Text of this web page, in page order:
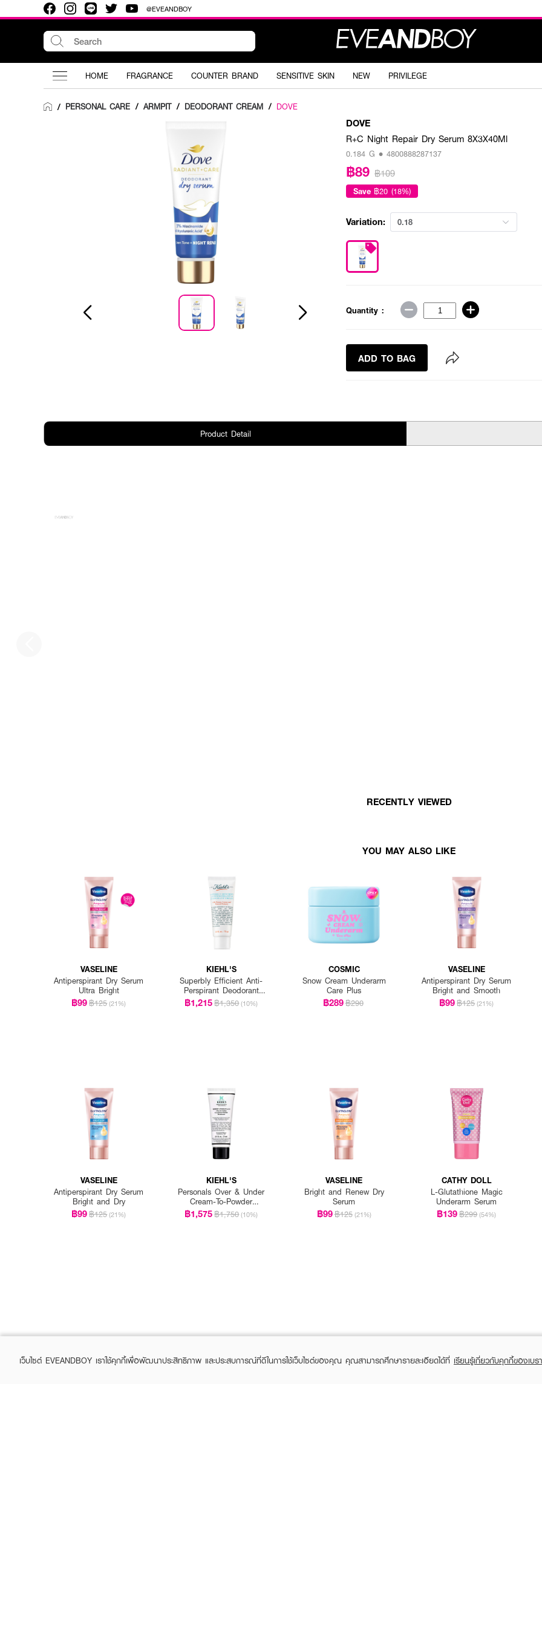
@EVEANDBOY
HOME FRAGRANCE COUNTER BRAND SENSITIVE SKIN NEW PRIVILEGE
/ PERSONAL CARE / ARMPIT / DEODORANT CREAM / DOVE
DOVE
R+C Night Repair Dry Serum 8X3X40Ml
0.184 G • 4800888287137
฿89 ฿109
Save ฿20 (18%)
Variation: 0.18
Quantity :
ADD TO BAG
Product Detail
RECENTLY VIEWED
YOU MAY ALSO LIKE
VASELINE
Antiperspirant Dry Serum
Ultra Bright
฿99฿125 (21%)
KIEHL'S
Superbly Efficient Anti-
Perspirant Deodorant
Cream
฿1,215฿1,350 (10%)
COSMIC
Snow Cream Underarm
Care Plus
฿289฿290
VASELINE
Antiperspirant Dry Serum
Bright and Smooth
฿99฿125 (21%)
VASELINE
Antiperspirant Dry Serum
Bright and Dry
฿99฿125 (21%)
KIEHL'S
Personals Over & Under
Cream-To-Powder
Deodorant
฿1,575฿1,750 (10%)
VASELINE
Bright and Renew Dry
Serum
฿99฿125 (21%)
CATHY DOLL
L-Glutathione Magic
Underarm Serum
฿139฿299 (54%)
เว็บไซต์ EVEANDBOY เราใช้คุกกี้เพื่อพัฒนาประสิทธิภาพ และประสบการณ์ที่ดีในการใช้เว็บไซต์ของคุณ คุณสามารถศึกษารายละเอียดได้ที่ เรียนรู้เกี่ยวกับคุกกี้ของเบร